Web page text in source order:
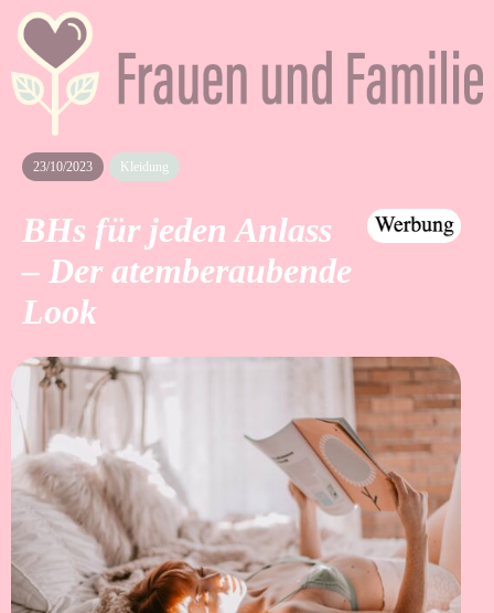
23/10/2023 Kleidung
BHs für jeden Anlass
– Der atemberaubende
Look